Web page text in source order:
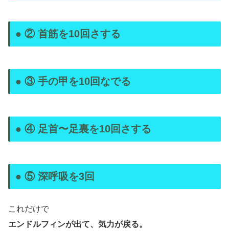
● ② 首筋を10回さする
● ③ 手の甲を10回なでる
● ④ 足首〜足裏を10回さする
● ⑤ 深呼吸を3回
これだけで
エンドルフィンが出て、気力が戻る。